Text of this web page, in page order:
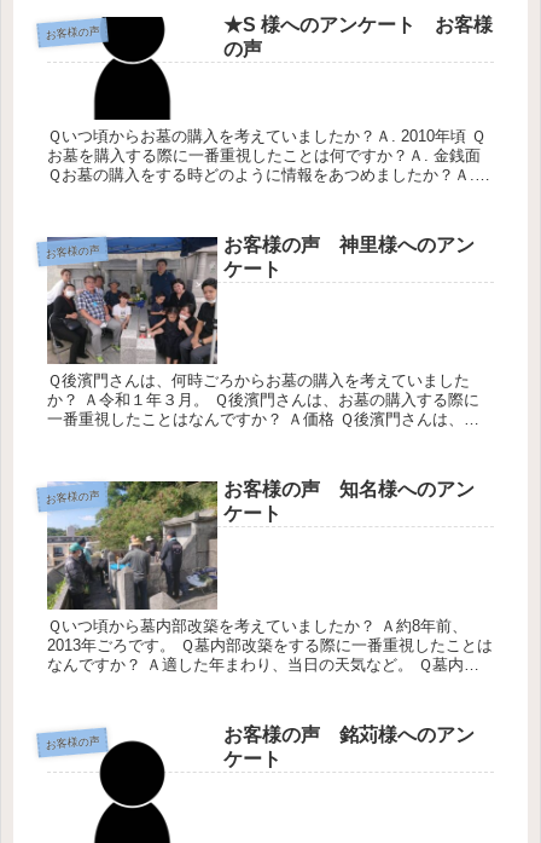
お客様の声
★S 様へのアンケート お客様
の声
Ｑいつ頃からお墓の購入を考えていましたか？Ａ. 2010年頃 Ｑ
お墓を購入する際に一番重視したことは何ですか？Ａ. 金銭面
Ｑお墓の購入をする時どのように情報をあつめましたか？Ａ.
お客様の声
お客様の声 神里様へのアン
ケート
Ｑ後濱門さんは、何時ごろからお墓の購入を考えていました
か？ Ａ令和１年３月。 Ｑ後濱門さんは、お墓の購入する際に
一番重視したことはなんですか？ Ａ価格 Ｑ後濱門さんは、お
お客様の声
お客様の声 知名様へのアン
ケート
Ｑいつ頃から墓内部改築を考えていましたか？ Ａ約8年前、
2013年ごろです。 Ｑ墓内部改築をする際に一番重視したことは
なんですか？ Ａ適した年まわり、当日の天気など。 Ｑ墓内部
お客様の声
お客様の声 銘苅様へのアン
ケート